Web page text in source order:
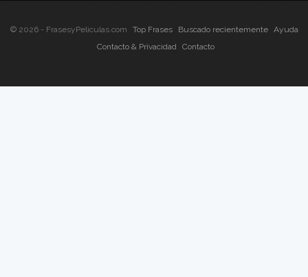
© 2026 - FrasesyPeliculas.com Top Frases Buscado recientemente
Ayuda
Contacto & Privacidad
Contacto